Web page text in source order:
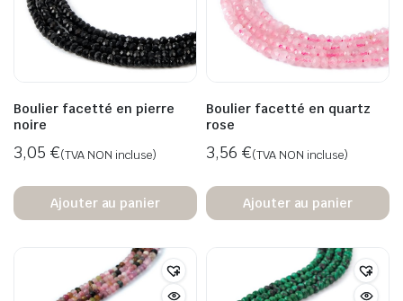
Boulier facetté en pierre
noire
3,05 €(TVA NON incluse)
Ajouter au panier
Boulier facetté en quartz
rose
3,56 €(TVA NON incluse)
Ajouter au panier